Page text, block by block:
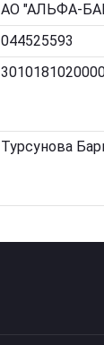
АО "АЛЬФА-
044525593
Турсунова